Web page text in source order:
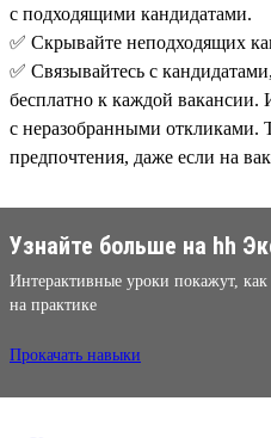
с подходящими кандидатами.
✅ Скрывайте неподходящих
✅ Связывайтесь с
бесплатно к каждой
с неразобранными
предпочтения, даже если на
Узнайте больше на hh
Интерактивные уроки покажут,
на практике
Прокачать навыки